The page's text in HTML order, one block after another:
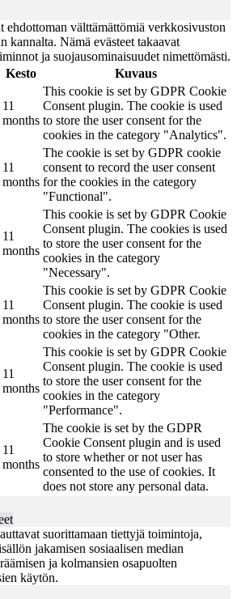
ehdottoman välttämättömiä verkkosivuston
kannalta. Nämä evästeet takaavat
ja suojausominaisuudet nimettömästi.
Kesto Kuvaus
11
months
This cookie is set by GDPR Cookie
Consent plugin. The cookie is used
to store the user consent for the
cookies in the category "Analytics".
11
months
The cookie is set by GDPR cookie
consent to record the user consent
for the cookies in the category
"Functional".
11
months
This cookie is set by GDPR Cookie
Consent plugin. The cookies is used
to store the user consent for the
cookies in the category
"Necessary".
11
months
This cookie is set by GDPR Cookie
Consent plugin. The cookie is used
to store the user consent for the
cookies in the category "Other.
11
months
This cookie is set by GDPR Cookie
Consent plugin. The cookie is used
to store the user consent for the
cookies in the category
"Performance".
11
months
The cookie is set by the GDPR
Cookie Consent plugin and is used
to store whether or not user has
consented to the use of cookies. It
does not store any personal data.
suorittamaan tiettyjä toimintoja,
jakamisen sosiaalisen median
ja kolmansien osapuolten
käytön.